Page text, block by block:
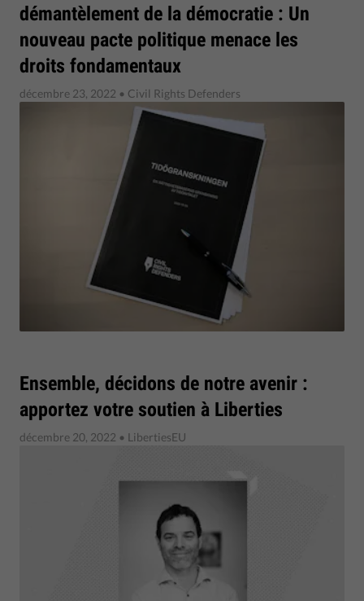
démantèlement de la démocratie : Un
nouveau pacte politique menace les
droits fondamentaux
décembre 23, 2022 • Civil Rights Defenders
Ensemble, décidons de notre avenir :
apportez votre soutien à Liberties
décembre 20, 2022 • LibertiesEU